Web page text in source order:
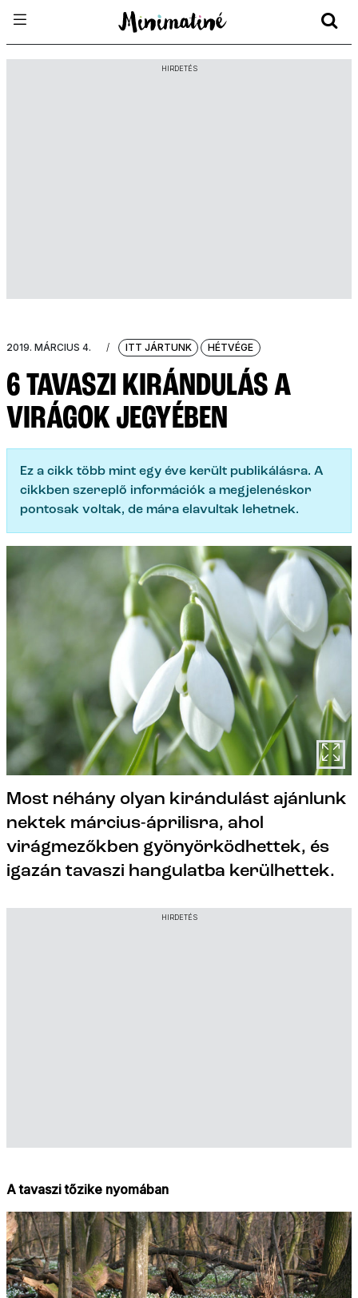
HIRDETÉS
2019. MÁRCIUS 4. / ITT JÁRTUNK HÉTVÉGE
6 TAVASZI KIRÁNDULÁS A
VIRÁGOK JEGYÉBEN
Ez a cikk több mint egy éve került publikálásra. A
cikkben szereplő információk a megjelenéskor
pontosak voltak, de mára elavultak lehetnek.
Most néhány olyan kirándulást ajánlunk
nektek március-áprilisra, ahol
virágmezőkben gyönyörködhettek, és
igazán tavaszi hangulatba kerülhettek.
HIRDETÉS
A tavaszi tőzike nyomában